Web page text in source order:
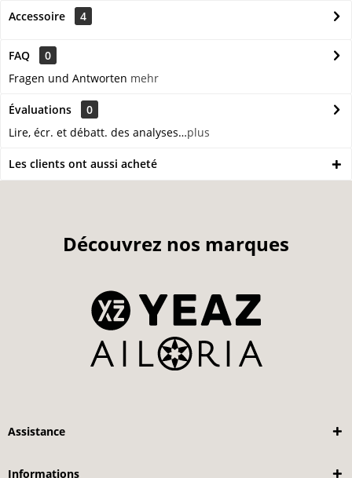
Accessoire 4
FAQ
0
Fragen und Antworten mehr
Évaluations
0
Lire, écr. et débatt. des analyses…plus
Les clients ont aussi acheté
Découvrez nos marques
Assistance
Informations